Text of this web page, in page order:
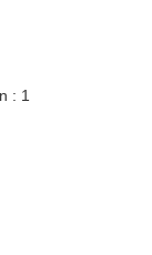
: 1